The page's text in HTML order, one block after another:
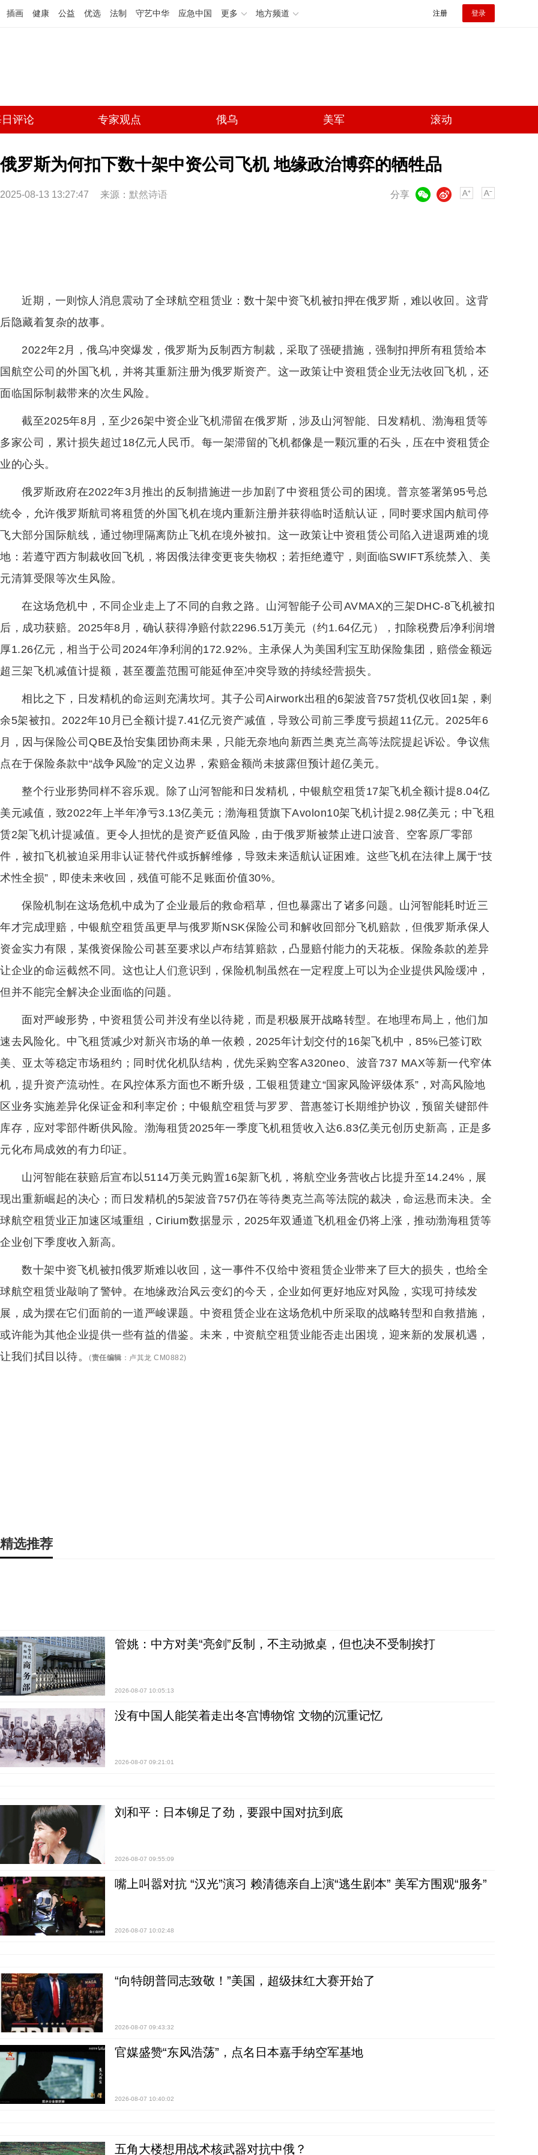
插画 健康 公益 优选 法制 守艺中华 应急中国 更多 地方频道 注册 登录
评论 专家观点 俄乌 美军 滚动
俄罗斯为何扣下数十架中资公司飞机 地缘政治博弈的牺牲品
2025-08-13 13:27:47 来源： 默然诗语 分享
微博
近期，一则惊人消息震动了全球航空租赁业：数十架中资飞机被扣押在俄罗斯，难以收回。这背
后隐藏着复杂的故事。
2022年2月，俄乌冲突爆发，俄罗斯为反制西方制裁，采取了强硬措施，强制扣押所有租赁给本
国航空公司的外国飞机，并将其重新注册为俄罗斯资产。这一政策让中资租赁企业无法收回飞机，还
面临国际制裁带来的次生风险。
截至2025年8月，至少26架中资企业飞机滞留在俄罗斯，涉及山河智能、日发精机、渤海租赁等
多家公司，累计损失超过18亿元人民币。每一架滞留的飞机都像是一颗沉重的石头，压在中资租赁企
业的心头。
俄罗斯政府在2022年3月推出的反制措施进一步加剧了中资租赁公司的困境。普京签署第95号总
统令，允许俄罗斯航司将租赁的外国飞机在境内重新注册并获得临时适航认证，同时要求国内航司停
飞大部分国际航线，通过物理隔离防止飞机在境外被扣。这一政策让中资租赁公司陷入进退两难的境
地：若遵守西方制裁收回飞机，将因俄法律变更丧失物权；若拒绝遵守，则面临SWIFT系统禁入、美
元清算受限等次生风险。
在这场危机中，不同企业走上了不同的自救之路。山河智能子公司AVMAX的三架DHC-8飞机被扣
后，成功获赔。2025年8月，确认获得净赔付款2296.51万美元（约1.64亿元），扣除税费后净利润增
厚1.26亿元，相当于公司2024年净利润的172.92%。主承保人为美国利宝互助保险集团，赔偿金额远
超三架飞机减值计提额，甚至覆盖范围可能延伸至冲突导致的持续经营损失。
相比之下，日发精机的命运则充满坎坷。其子公司Airwork出租的6架波音757货机仅收回1架，剩
余5架被扣。2022年10月已全额计提7.41亿元资产减值，导致公司前三季度亏损超11亿元。2025年6
月，因与保险公司QBE及怡安集团协商未果，只能无奈地向新西兰奥克兰高等法院提起诉讼。争议焦
点在于保险条款中“战争风险”的定义边界，索赔金额尚未披露但预计超亿美元。
整个行业形势同样不容乐观。除了山河智能和日发精机，中银航空租赁17架飞机全额计提8.04亿
美元减值，致2022年上半年净亏3.13亿美元；渤海租赁旗下Avolon10架飞机计提2.98亿美元；中飞租
赁2架飞机计提减值。更令人担忧的是资产贬值风险，由于俄罗斯被禁止进口波音、空客原厂零部
件，被扣飞机被迫采用非认证替代件或拆解维修，导致未来适航认证困难。这些飞机在法律上属于“技
术性全损”，即使未来收回，残值可能不足账面价值30%。
保险机制在这场危机中成为了企业最后的救命稻草，但也暴露出了诸多问题。山河智能耗时近三
年才完成理赔，中银航空租赁虽更早与俄罗斯NSK保险公司和解收回部分飞机赔款，但俄罗斯承保人
资金实力有限，某俄资保险公司甚至要求以卢布结算赔款，凸显赔付能力的天花板。保险条款的差异
让企业的命运截然不同。这也让人们意识到，保险机制虽然在一定程度上可以为企业提供风险缓冲，
但并不能完全解决企业面临的问题。
面对严峻形势，中资租赁公司并没有坐以待毙，而是积极展开战略转型。在地理布局上，他们加
速去风险化。中飞租赁减少对新兴市场的单一依赖，2025年计划交付的16架飞机中，85%已签订欧
美、亚太等稳定市场租约；同时优化机队结构，优先采购空客A320neo、波音737 MAX等新一代窄体
机，提升资产流动性。在风控体系方面也不断升级，工银租赁建立“国家风险评级体系”，对高风险地
区业务实施差异化保证金和利率定价；中银航空租赁与罗罗、普惠签订长期维护协议，预留关键部件
库存，应对零部件断供风险。渤海租赁2025年一季度飞机租赁收入达6.83亿美元创历史新高，正是多
元化布局成效的有力印证。
山河智能在获赔后宣布以5114万美元购置16架新飞机，将航空业务营收占比提升至14.24%，展
现出重新崛起的决心；而日发精机的5架波音757仍在等待奥克兰高等法院的裁决，命运悬而未决。全
球航空租赁业正加速区域重组，Cirium数据显示，2025年双通道飞机租金仍将上涨，推动渤海租赁等
企业创下季度收入新高。
数十架中资飞机被扣俄罗斯难以收回，这一事件不仅给中资租赁企业带来了巨大的损失，也给全
球航空租赁业敲响了警钟。在地缘政治风云变幻的今天，企业如何更好地应对风险，实现可持续发
展，成为摆在它们面前的一道严峻课题。中资租赁企业在这场危机中所采取的战略转型和自救措施，
或许能为其他企业提供一些有益的借鉴。未来，中资航空租赁业能否走出困境，迎来新的发展机遇，
让我们拭目以待。
(责任编辑 ： 卢其龙 CM0882)
精选推荐
管姚：中方对美“亮剑”反制，不主动掀桌，但也决不受制挨打
2026-08-07 10:05:13
没有中国人能笑着走出冬宫博物馆 文物的沉重记忆
2026-08-07 09:21:01
刘和平：日本铆足了劲，要跟中国对抗到底
2026-08-07 09:55:09
嘴上叫嚣对抗 “汉光”演习 赖清德亲自上演“逃生剧本” 美军方围观“服务”
2026-08-07 10:02:48
“向特朗普同志致敬！”美国，超级抹红大赛开始了
2026-08-07 09:43:32
官媒盛赞“东风浩荡”，点名日本嘉手纳空军基地
2026-08-07 10:40:02
五角大楼想用战术核武器对抗中俄？